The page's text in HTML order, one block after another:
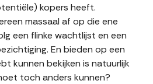
kopers heeft.
massaal af op die ene
een flinke wachtlijst en een
En bieden op een
kunnen bekijken is natuurlijk
toch anders kunnen?